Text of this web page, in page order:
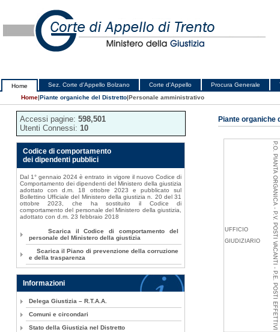
Home Sez. Corte d'Appello Bolzano Corte d'Appello Procura Generale
Home|Piante organiche del Distretto|Personale amministrativo
Piante organiche
UFFICIO
GIUDIZIARIO
P.O. PIANTA ORGANICA - P.V. POSTI VACANTI - P.E. POSTI EFFETTIVI
Accessi pagine: 598,501
Utenti Connessi: 10
Codice di comportamento
dei dipendenti pubblici
Dal 1° gennaio 2024 è entrato in vigore il nuovo Codice di
Comportamento dei dipendenti del Ministero della giustizia
adottato con d.m. 18 ottobre 2023 e pubblicato sul
Bollettino Ufficiale del Ministero della giustizia n. 20 del 31
ottobre 2023, che ha sostituito il Codice di
comportamento del personale del Ministero della giustizia,
adottato con d.m. 23 febbraio 2018
Scarica il Codice di comportamento del
personale del Ministero della giustizia
Scarica il Piano di prevenzione della corruzione
e della trasparenza
Informazioni
Delega Giustizia – R.T.A.A.
Comuni e circondari
Stato della Giustizia nel Distretto